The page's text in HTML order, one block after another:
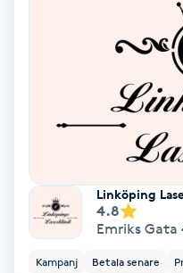
Skägg
Skäggfärgning
Linköping
4.8
Emriks Gata
Kampanj Betala senare